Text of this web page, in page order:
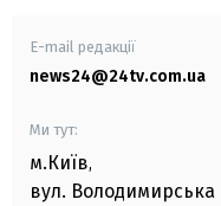
E-mail редакції
news24@24tv.com.ua
Ми тут:
м.Київ,
вул. Володимирська